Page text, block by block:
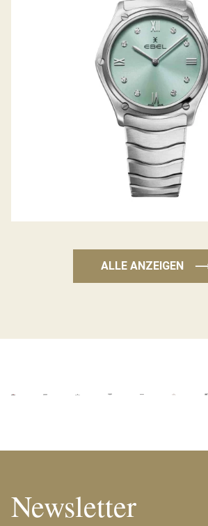
SPORT CLASSIC
ALLE ANZEIGEN
Newsletter